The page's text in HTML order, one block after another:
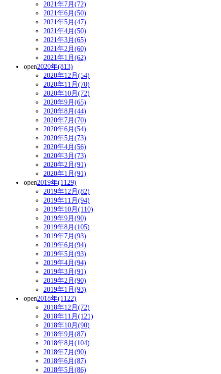
2021年7月(72)
2021年6月(50)
2021年5月(47)
2021年4月(50)
2021年3月(65)
2021年2月(60)
2021年1月(62)
open2020年(813)
2020年12月(54)
2020年11月(70)
2020年10月(72)
2020年9月(65)
2020年8月(44)
2020年7月(70)
2020年6月(54)
2020年5月(73)
2020年4月(56)
2020年3月(73)
2020年2月(91)
2020年1月(91)
open2019年(1129)
2019年12月(82)
2019年11月(94)
2019年10月(110)
2019年9月(90)
2019年8月(105)
2019年7月(93)
2019年6月(94)
2019年5月(93)
2019年4月(94)
2019年3月(91)
2019年2月(90)
2019年1月(93)
open2018年(1122)
2018年12月(72)
2018年11月(121)
2018年10月(90)
2018年9月(87)
2018年8月(104)
2018年7月(90)
2018年6月(87)
2018年5月(86)